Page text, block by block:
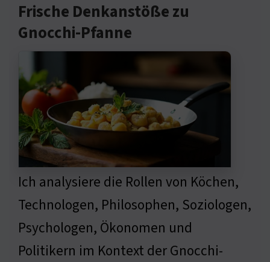
Frische Denkanstöße zu
Gnocchi-Pfanne
Ich analysiere die Rollen von Köchen,
Technologen, Philosophen, Soziologen,
Psychologen, Ökonomen und
Politikern im Kontext der Gnocchi-